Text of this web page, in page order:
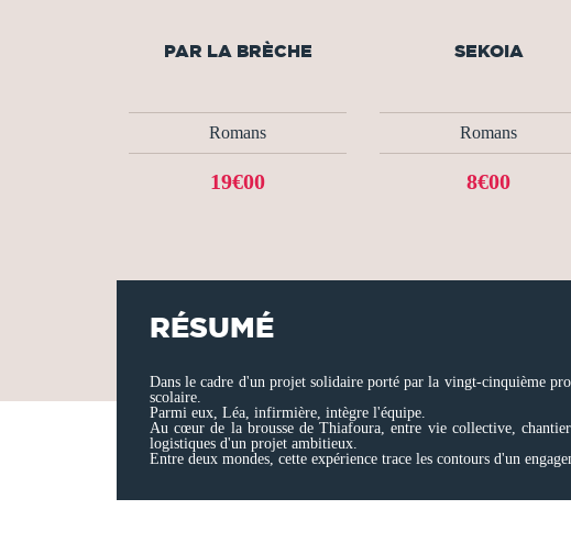
PAR LA BRÈCHE
Romans
19€00
SEKOIA
Romans
8€00
RÉSUMÉ
Dans le cadre d'un projet solidaire porté par la vingt-cinquième
scolaire.
Parmi eux, Léa, infirmière, intègre l'équipe.
Au cœur de la brousse de Thiafoura, entre vie collective,
logistiques d'un projet ambitieux.
Entre deux mondes, cette expérience trace les contours d'un